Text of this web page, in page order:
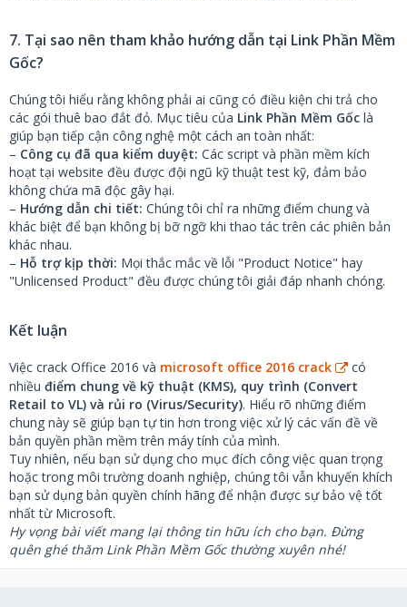
7. Tại sao nên tham khảo hướng dẫn tại Link Phần Mềm
Gốc?
Chúng tôi hiểu rằng không phải ai cũng có điều kiện chi trả cho
các gói thuê bao đắt đỏ. Mục tiêu của Link Phần Mềm Gốc là
giúp bạn tiếp cận công nghệ một cách an toàn nhất:
– Công cụ đã qua kiểm duyệt: Các script và phần mềm kích
hoạt tại website đều được đội ngũ kỹ thuật test kỹ, đảm bảo
không chứa mã độc gây hại.
– Hướng dẫn chi tiết: Chúng tôi chỉ ra những điểm chung và
khác biệt để bạn không bị bỡ ngỡ khi thao tác trên các phiên bản
khác nhau.
– Hỗ trợ kịp thời: Mọi thắc mắc về lỗi "Product Notice" hay
"Unlicensed Product" đều được chúng tôi giải đáp nhanh chóng.
Kết luận
Việc crack Office 2016 và microsoft office 2016 crack
có
nhiều điểm chung về kỹ thuật (KMS), quy trình (Convert
Retail to VL) và rủi ro (Virus/Security). Hiểu rõ những điểm
chung này sẽ giúp bạn tự tin hơn trong việc xử lý các vấn đề về
bản quyền phần mềm trên máy tính của mình.
Tuy nhiên, nếu bạn sử dụng cho mục đích công việc quan trọng
hoặc trong môi trường doanh nghiệp, chúng tôi vẫn khuyến khích
bạn sử dụng bản quyền chính hãng để nhận được sự bảo vệ tốt
nhất từ Microsoft.
Hy vọng bài viết mang lại thông tin hữu ích cho bạn. Đừng
quên ghé thăm Link Phần Mềm Gốc thường xuyên nhé!